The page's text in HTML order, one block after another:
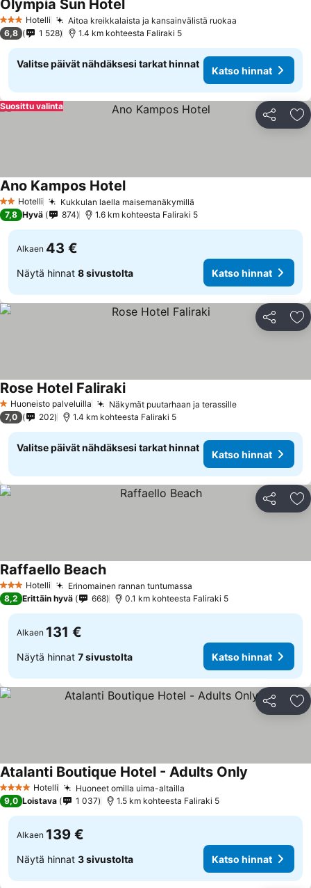
3 Tähtiluokitus
Hotelli Aitoa kreikkalaista ja kansainvälistä ruokaa
Olympia Sun HotelKatso hinnat
6,8 1 528 1.4 km kohteesta Faliraki 5
Valitse päivät nähdäksesi tarkat hinnat
Katso hinnat
Jaa
Suosittu valinta
2 Tähtiluokitus
Hotelli Kukkulan laella maisemanäkymillä
Ano Kampos HotelKatso hinnat
7,8 Hyvä 874 1.6 km kohteesta Faliraki 5
Alkaen 43 €
Näytä hinnat 8 sivustolta Katso hinnat
Jaa
1 Tähtiluokitus
Huoneisto palveluilla Näkymät puutarhaan ja terassilleKatso hinnat
Rose Hotel FalirakiKatso hinnat
7,0 202 1.4 km kohteesta Faliraki 5
Valitse päivät nähdäksesi tarkat hinnat
Katso hinnat
Jaa
3 Tähtiluokitus
Hotelli Erinomainen rannan tuntumassa
Raffaello BeachKatso hinnat
8,2 Erittäin hyvä 668 0.1 km kohteesta Faliraki 5
Alkaen 131 €
Näytä hinnat 7 sivustolta Katso hinnat
Jaa
4 Tähtiluokitus
Hotelli Huoneet omilla uima-altailla
Atalanti Boutique Hotel - Adults Only
9,0 Loistava 1 037 1.5 km kohteesta Faliraki 5
Alkaen 139 €
Näytä hinnat 3 sivustolta Katso hinnat